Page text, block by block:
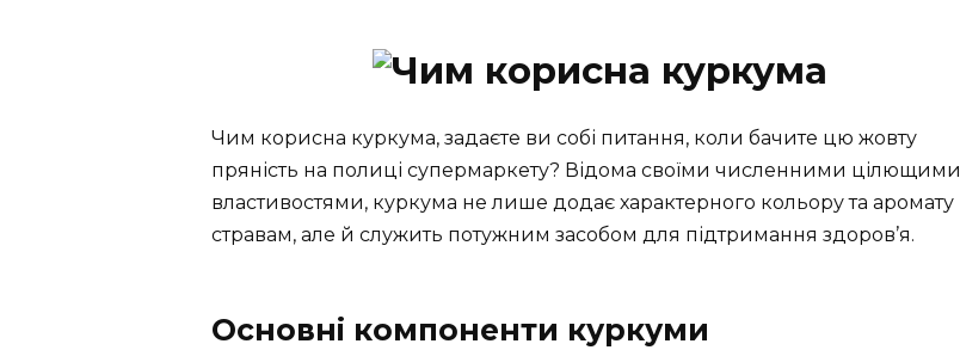
Чим корисна куркума, задаєте ви собі питання, коли бачите цю жовту
пряність на полиці супермаркету? Відома своїми численними цілющими
властивостями, куркума не лише додає характерного кольору та аромату
стравам, але й служить потужним засобом для підтримання здоров’я.
Основні компоненти куркуми